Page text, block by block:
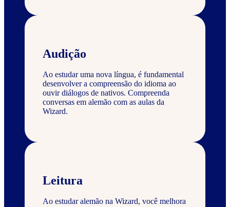
Audição
Ao estudar uma nova língua, é fundamental
desenvolver a compreensão do idioma ao
ouvir diálogos de nativos. Compreenda
conversas em alemão com as aulas da
Wizard.
Leitura
Ao estudar alemão na Wizard, você melhora